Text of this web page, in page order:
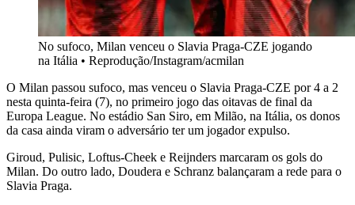
No sufoco, Milan venceu o Slavia Praga-CZE jogando
na Itália • Reprodução/Instagram/acmilan
O Milan passou sufoco, mas venceu o Slavia Praga-CZE por 4 a 2
nesta quinta-feira (7), no primeiro jogo das oitavas de final da
Europa League. No estádio San Siro, em Milão, na Itália, os donos
da casa ainda viram o adversário ter um jogador expulso.
Giroud, Pulisic, Loftus-Cheek e Reijnders marcaram os gols do
Milan. Do outro lado, Doudera e Schranz balançaram a rede para o
Slavia Praga.